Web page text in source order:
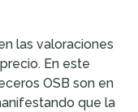
las valoraciones
En este
OSB son en
que la